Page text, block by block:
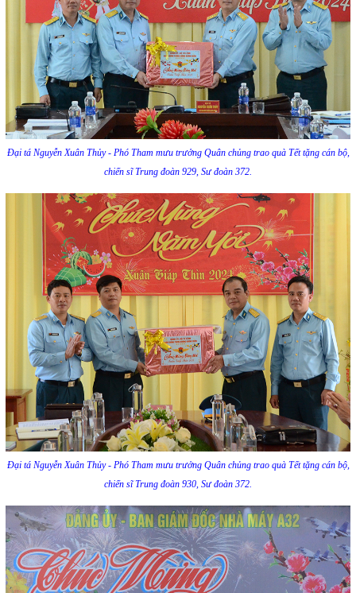
Đại tá Nguyễn Xuân Thủy - Phó Tham mưu trưởng Quân chủng trao quà Tết tặng cán bộ,
chiến sĩ Trung đoàn 929, Sư đoàn 372.
Đại tá Nguyễn Xuân Thủy - Phó Tham mưu trưởng Quân chủng trao quà Tết tặng cán bộ,
chiến sĩ Trung đoàn 930, Sư đoàn 372.